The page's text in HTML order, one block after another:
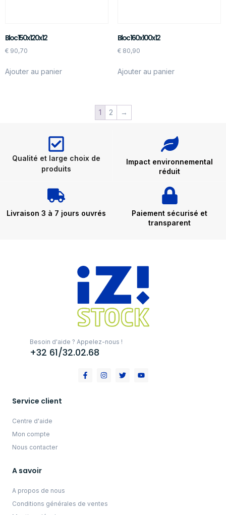
Bloc 150x120x12
€ 90,70
Ajouter au panier
Bloc 160x100x12
€80,90
Ajouter au panier
1 2 →
Qualité et large choix de
produits
Impact environnemental
réduit
Livraison 3 à 7 jours ouvrés
Paiement sécurisé et
transparent
Besoin d'aide ? Appelez-nous !
+32 61/32.02.68
Service client
Centre d'aide
Mon compte
Nous contacter
A savoir
A propos de nous
Conditions générales de ventes